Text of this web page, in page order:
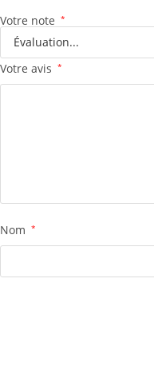
Votre note *
Votre avis *
Nom *